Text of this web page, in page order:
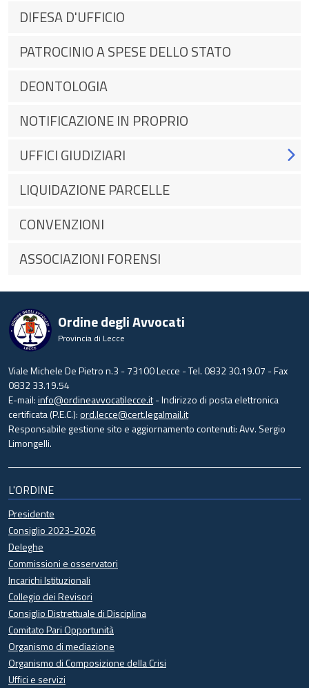
DIFESA D'UFFICIO
PATROCINIO A SPESE DELLO STATO
DEONTOLOGIA
NOTIFICAZIONE IN PROPRIO
UFFICI GIUDIZIARI
LIQUIDAZIONE PARCELLE
CONVENZIONI
ASSOCIAZIONI FORENSI
Ordine degli Avvocati
Provincia di Lecce
Viale Michele De Pietro n.3 - 73100 Lecce - Tel. 0832 30.19.07 - Fax
0832 33.19.54
E-mail:info@ordineavvocatilecce.it- Indirizzo di posta elettronica
certificata (P.E.C.):ord.lecce@cert.legalmail.it
Responsabile gestione sito e aggiornamento contenuti: Avv. Sergio
Limongelli.
L'ORDINE
Presidente
Consiglio 2023-2026
Deleghe
Commissioni e osservatori
Incarichi Istituzionali
Collegio dei Revisori
Consiglio Distrettuale di Disciplina
Comitato Pari Opportunità
Organismo di mediazione
Organismo di Composizione della Crisi
Uffici e servizi